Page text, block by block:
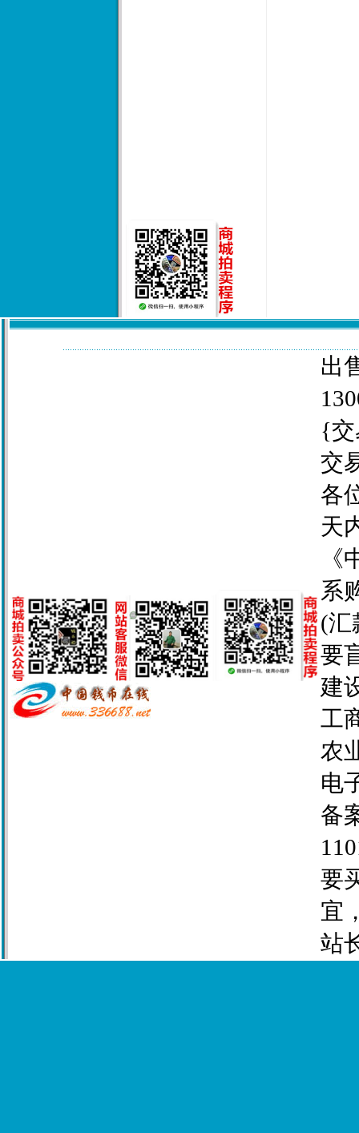
出
{交
交
各
天
系
(汇
要
建
工
农
电
备
要
宜
站